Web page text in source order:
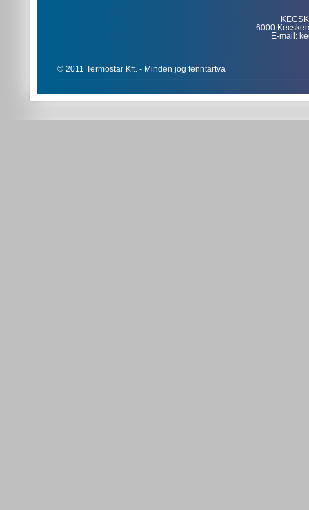
6000
E-mail:
© 2011 Termostar Kft. - Minden jog fenntartva